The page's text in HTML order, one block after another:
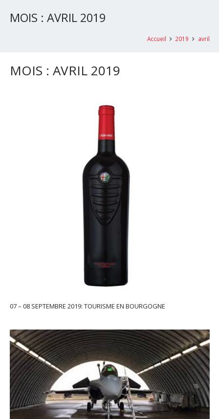
MOIS : AVRIL 2019
Accueil 2019 avril
MOIS : AVRIL 2019
07 – 08 SEPTEMBRE 2019: TOURISME EN BOURGOGNE